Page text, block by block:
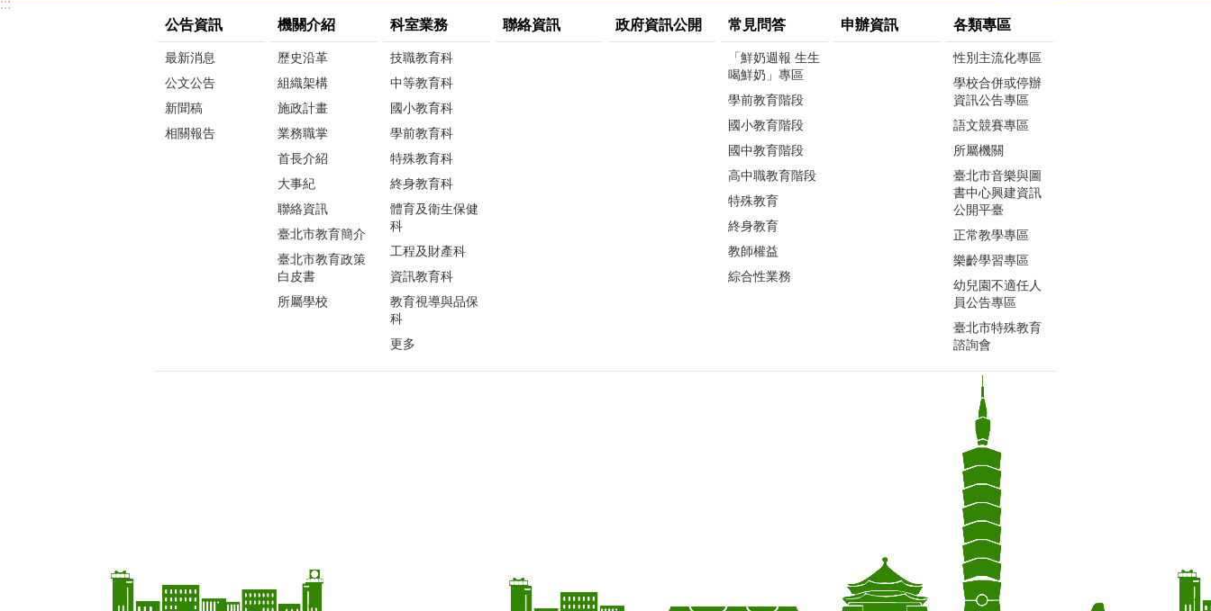
:::
公告資訊
最新消息
公文公告
新聞稿
相關報告
機關介紹
歷史沿革
組織架構
施政計畫
業務職掌
首長介紹
大事紀
聯絡資訊
臺北市教育簡介
臺北市教育政策
白皮書
所屬學校
科室業務
技職教育科
中等教育科
國小教育科
學前教育科
特殊教育科
終身教育科
體育及衛生保健
科
工程及財產科
資訊教育科
教育視導與品保
科
更多
聯絡資訊 政府資訊公開 常見問答
「鮮奶週報 生生
喝鮮奶」專區
學前教育階段
國小教育階段
國中教育階段
高中職教育階段
特殊教育
終身教育
教師權益
綜合性業務
申辦資訊 各類專區
性別主流化專區
學校合併或停辦
資訊公告專區
語文競賽專區
所屬機關
臺北市音樂與圖
書中心興建資訊
公開平臺
正常教學專區
樂齡學習專區
幼兒園不適任人
員公告專區
臺北市特殊教育
諮詢會